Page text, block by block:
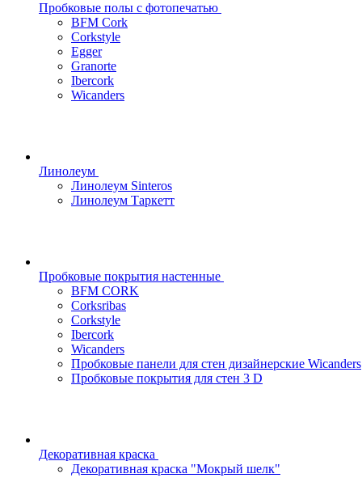
Пробковые полы с фотопечатью
BFM Cork
Corkstyle
Egger
Granorte
Ibercork
Wicanders
Линолеум
Линолеум Sinteros
Линолеум Таркетт
Пробковые покрытия настенные
BFM CORK
Corksribas
Corkstyle
Ibercork
Wicanders
Пробковые панели для стен дизайнерские Wicanders
Пробковые покрытия для стен 3 D
Декоративная краска
Декоративная краска "Мокрый шелк"